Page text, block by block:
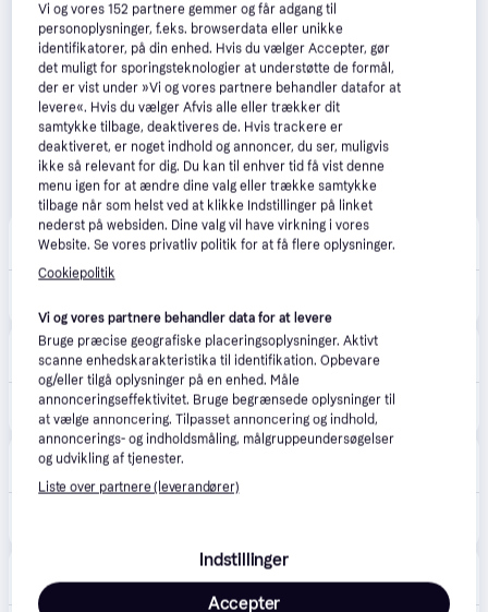
Proshop.dk 4.8(1286)
39 kr. fragt,1-2 dage
Eller 3 betalinger af 163 kr.
Lavprisvvs.dk 4.6 (174)
39 kr. fragt,1-2 dage
Danfoss Ally termostat, M30x1,5 mm 488 kr.
Merlin 4.7
CS MEGASTORE 4.5 (1861)
39 kr. fragt,1-2 dage
Vi og vores152 partnere gemmer og får adgang til
personoplysninger, f.eks. browserdata eller unikke
identifikatorer, på din enhed. Hvis du vælger Accepter, gør
det muligt for sporingsteknologier at understøtte de formål,
der er vist under »Vi og vores partnere behandler datafor at
levere«. Hvis du vælger Afvis alle eller trækker dit
samtykke tilbage, deaktiveres de. Hvis trackere er
deaktiveret, er noget indhold og annoncer, du ser, muligvis
ikke så relevant for dig. Du kan til enhver tid få vist denne
menu igen for at ændre dine valg eller trække samtykke
tilbage når som helst ved at klikke Indstillinger på linket
nederst på websiden. Dine valg vil have virkning i vores
Website. Se vores privatliv politik for at få flere oplysninger.
Cookiepolitik
Vi og vores partnere behandler data for at levere
Bruge præcise geografiske placeringsoplysninger. Aktivt
scanne enhedskarakteristika til identifikation. Opbevare
og/eller tilgå oplysninger på en enhed. Måle
annonceringseffektivitet. Bruge begrænsede oplysninger til
at vælge annoncering. Tilpasset annoncering og indhold,
annoncerings- og indholdsmåling, målgruppeundersøgelser
og udvikling af tjenester.
Liste over partnere (leverandører)
Indstillinger
Accepter